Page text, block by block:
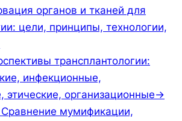
органов и тканей для
цели, принципы, технологии,
трансплантологии:
инфекционные,
этические, организационные→
мумификации,